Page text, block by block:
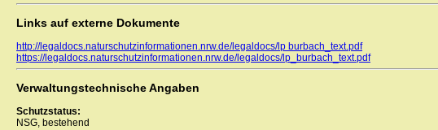
Links auf externe Dokumente
http://legaldocs.naturschutzinformationen.nrw.de/legaldocs/lp burbach_text.pdf
https://legaldocs.naturschutzinformationen.nrw.de/legaldocs/lp_burbach_text.pdf
Verwaltungstechnische Angaben
Schutzstatus:
NSG, bestehend